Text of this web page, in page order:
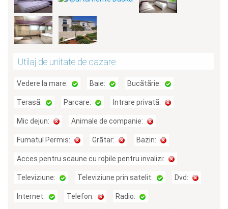
Utilaj de unitate de cazare
Vedere la mare: Baie: Bucãtãrie:
Terasã: Parcare: Intrare privatã:
Mic dejun: Animale de companie:
Fumatul Permis: Grãtar: Bazin:
Acces pentru scaune cu roþile pentru invalizi:
Televiziune: Televiziune prin satelit: Dvd:
Internet: Telefon: Radio: